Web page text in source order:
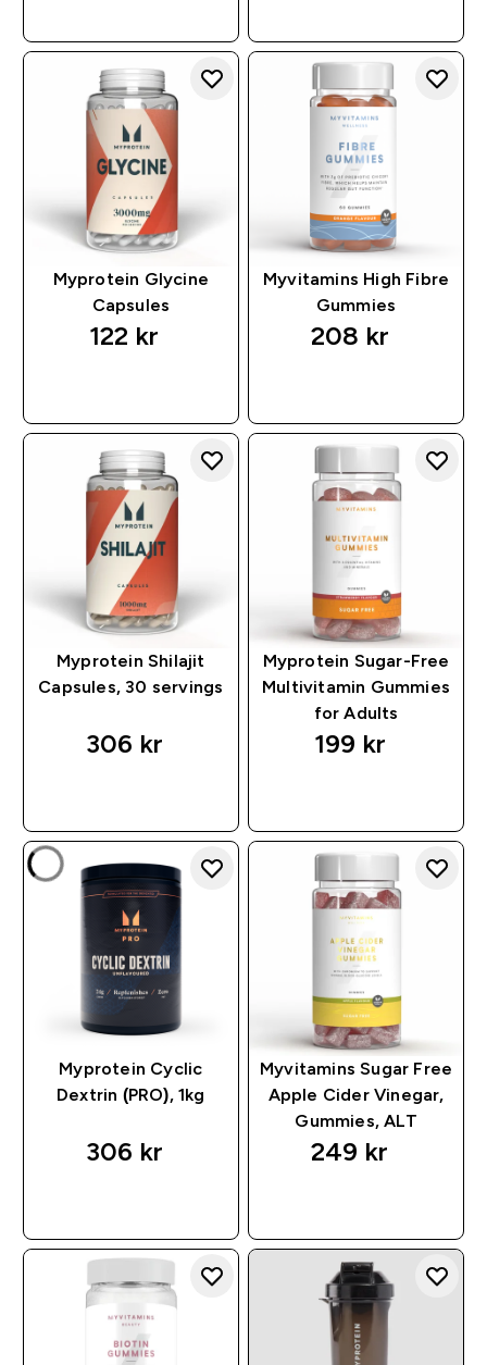
Myprotein Glycine
Capsules
122 kr‎
Myvitamins High Fibre
Gummies
208 kr‎
Myprotein Shilajit
Capsules, 30 servings
306 kr‎
Myprotein Sugar-Free
Multivitamin Gummies
for Adults
199 kr‎
Myprotein Cyclic
Dextrin (PRO), 1kg
306 kr‎
Myvitamins Sugar Free
Apple Cider Vinegar,
Gummies, ALT
249 kr‎